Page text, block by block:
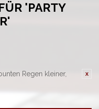
'PARTY
Regen kleiner,